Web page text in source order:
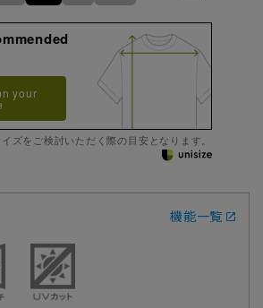
your
ズをご検討いただく際の目安となります。
機能一覧